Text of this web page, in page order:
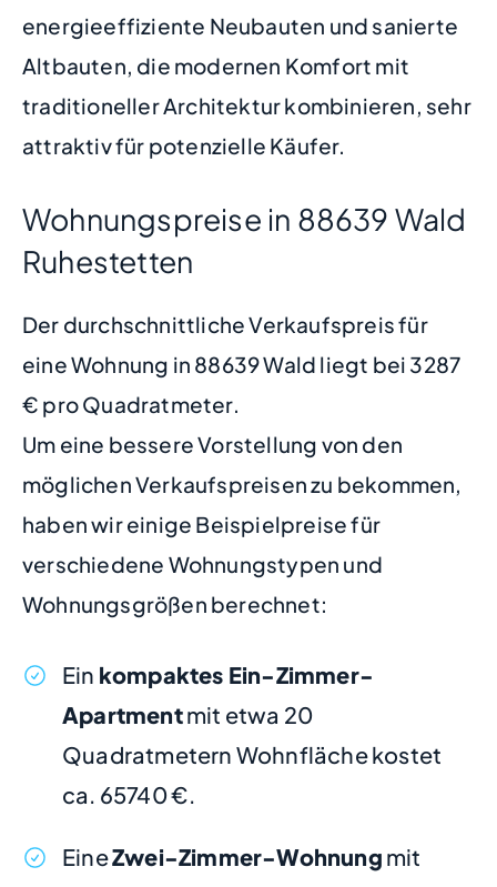
energieeffiziente Neubauten und sanierte
Altbauten, die modernen Komfort mit
traditioneller Architektur kombinieren, sehr
attraktiv für potenzielle Käufer.
Wohnungspreise in 88639 Wald
Ruhestetten
Der durchschnittliche Verkaufspreis für
eine Wohnung in 88639 Wald liegt bei 3287
€ pro Quadratmeter.
Um eine bessere Vorstellung von den
möglichen Verkaufspreisen zu bekommen,
haben wir einige Beispielpreise für
verschiedene Wohnungstypen und
Wohnungsgrößen berechnet:
Ein kompaktes Ein-Zimmer-
Apartmentmit etwa 20
Quadratmetern Wohnfläche kostet
ca. 65740 €.
EineZwei-Zimmer-Wohnung mit